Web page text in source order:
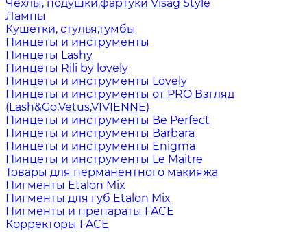
Чехлы, подушки,фартуки Visag Style
Лампы
Кушетки, стулья,тумбы
Пинцеты и инструменты
Пинцеты Lashy
Пинцеты Rili by lovely
Пинцеты и инструменты Lovely
Пинцеты и инструменты от PRO Взгляд
(Lash&Go,Vetus,VIVIENNE)
Пинцеты и инструменты Be Perfect
Пинцеты и инструменты Barbara
Пинцеты и инструменты Enigma
Пинцеты и инструменты Le Maitre
Товары для перманентного макияжа
Пигменты Etalon Mix
Пигменты для губ Etalon Mix
Пигменты и препараты FACE
Корректоры FACE